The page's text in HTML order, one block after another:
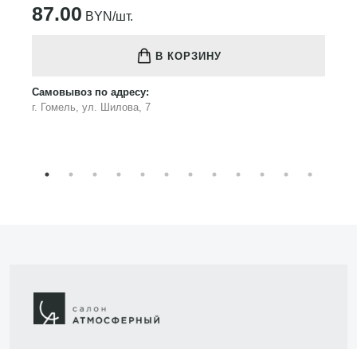
87.00 BYN/шт.
В КОРЗИНУ
Самовывоз по адресу:
г. Гомель, ул. Шилова, 7